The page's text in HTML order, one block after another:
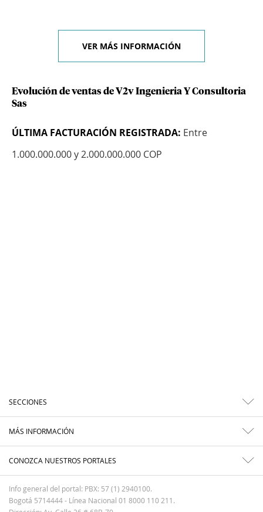
VER MÁS INFORMACIÓN
Evolución de ventas de V2v Ingenieria Y Consultoria
Sas
ÚLTIMA FACTURACIÓN REGISTRADA: Entre
1.000.000.000 y 2.000.000.000 COP
SECCIONES
MÁS INFORMACIÓN
CONOZCA NUESTROS PORTALES
Info general del portal: PBX: 57 (1) 2940100.
Bogotá 5714444 - Línea Nacional 01 8000 110 211.